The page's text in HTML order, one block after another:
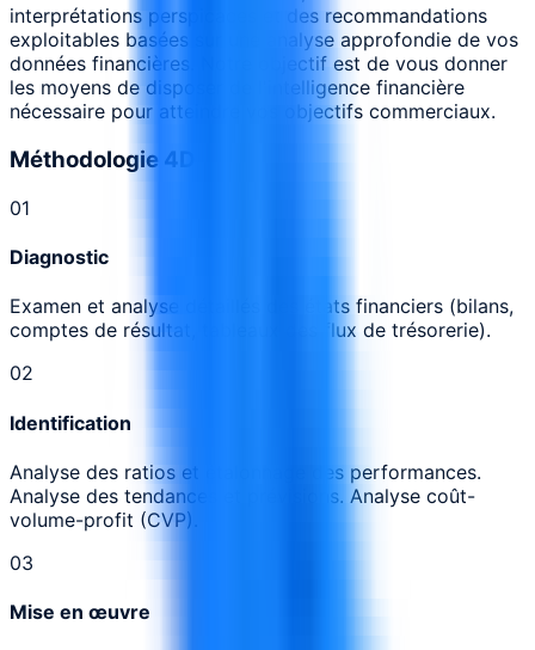
interprétations perspicaces et des recommandations
exploitables basées sur une analyse approfondie de vos
données financières. Notre objectif est de vous donner
les moyens de disposer de l'intelligence financière
nécessaire pour atteindre vos objectifs commerciaux.
Méthodologie 4D
01
Diagnostic
Examen et analyse détaillés des états financiers (bilans,
comptes de résultat, tableaux des flux de trésorerie).
02
Identification
Analyse des ratios et étalonnage des performances.
Analyse des tendances et prévisions. Analyse coût-
volume-profit (CVP).
03
Mise en œuvre